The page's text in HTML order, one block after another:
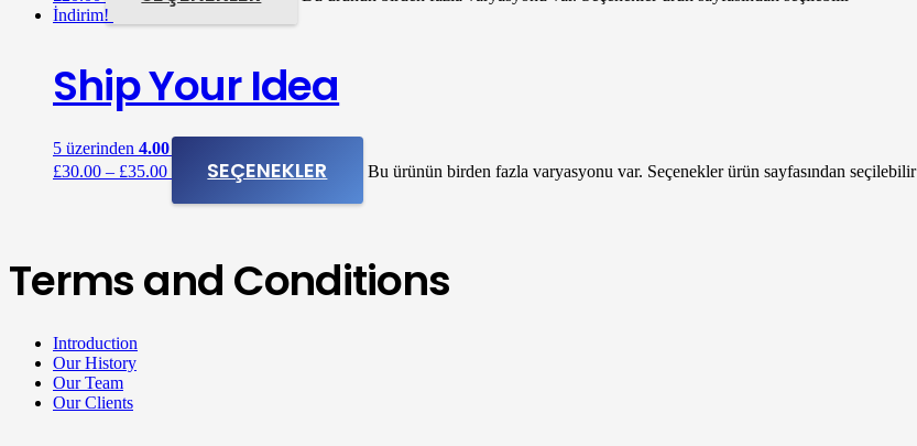
İndirim!
Ship Your Idea
5 üzerinden 4.00
£30.00 – £35.00 SEÇENEKLER Bu ürünün birden fazla varyasyonu var. Seçenekler ürün sayfasından seçilebilir
Terms and Conditions
Introduction
Our History
Our Team
Our Clients